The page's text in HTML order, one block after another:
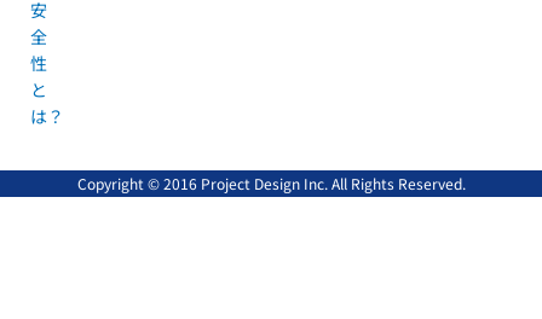
安
全
性
と
は？
Copyright © 2016 Project Design Inc. All Rights Reserved.